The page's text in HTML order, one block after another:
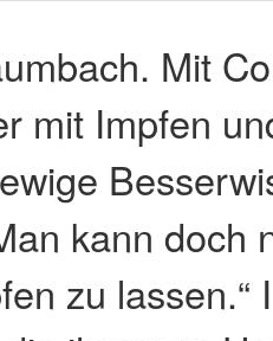
Mit
mit Impfen
kann doch
zu lassen.“